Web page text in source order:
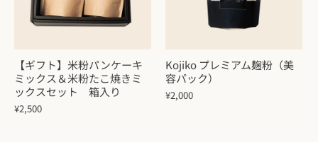
【ギフト】米粉パンケーキ
ミックス＆米粉たこ焼きミ
ックスセット 箱入り
¥2,500
Kojiko プレミアム麹粉（美
容パック）
¥2,000